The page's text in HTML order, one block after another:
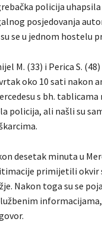
policija
posjedovanja
se u jednom hostelu
M. (33) i Perica S.
oko 10 sati nakon
s bh.
policija, ali našli su
desetak minuta u
primijetili okvir
Nakon toga su se